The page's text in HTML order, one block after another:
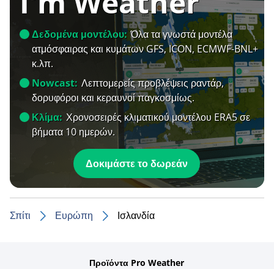
Δεδομένα μοντέλου: Όλα τα γνωστά μοντέλα
ατμόσφαιρας και κυμάτων GFS, ICON, ECMWF-BNL+
κ.λπ.
Nowcast: Λεπτομερείς προβλέψεις ραντάρ,
δορυφόροι και κεραυνοί παγκοσμίως.
Κλίμα: Χρονοσειρές κλιματικού μοντέλου ERA5 σε
βήματα 10 ημερών.
Δοκιμάστε το δωρεάν
Σπίτι Ευρώπη Ισλανδία
Προϊόντα Pro Weather